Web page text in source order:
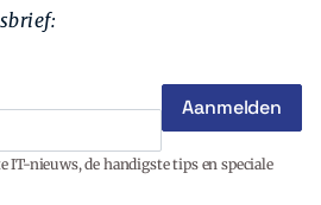
IT-nieuws, de handigste tips en speciale